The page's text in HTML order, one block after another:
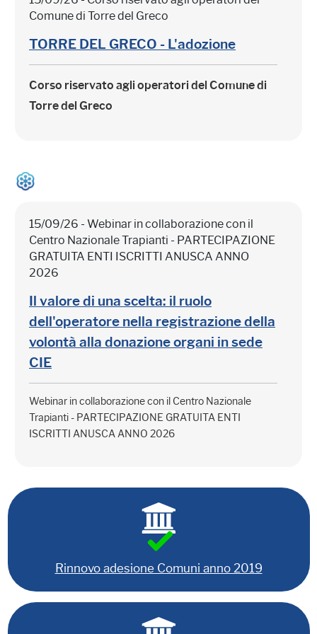
Comune di Torre del Greco
TORRE DEL GRECO - L'adozione
Corso riservato agli operatori del Comune di
Torre del Greco
15/09/26 - Webinar in collaborazione con il
Centro Nazionale Trapianti - PARTECIPAZIONE
GRATUITA ENTI ISCRITTI ANUSCA ANNO
2026
Il valore di una scelta: il ruolo
dell'operatore nella registrazione della
volontà alla donazione organi in sede
CIE
Webinar in collaborazione con il Centro Nazionale
Trapianti - PARTECIPAZIONE GRATUITA ENTI
ISCRITTI ANUSCA ANNO 2026
Rinnovo adesione Comuni anno 2019